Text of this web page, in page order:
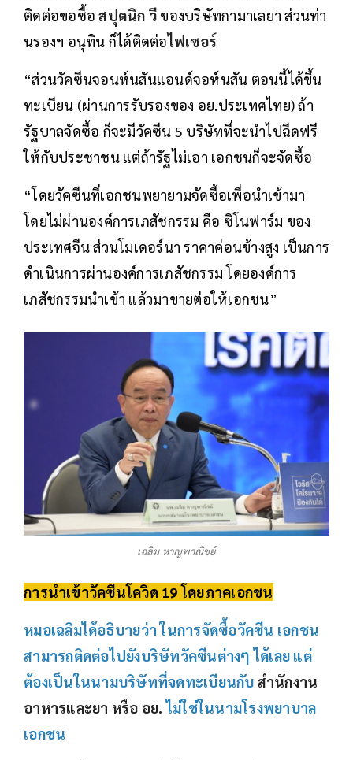
ติดต่อขอซื้อสปุตนิก วี ของบริษัทกามาเลยา ส่วนท่า
นรองฯ อนุทิน ก็ได้ติดต่อไฟเซอร์
“ส่วนวัคซีนจอนห์นสันแอนด์จอห์นสัน ตอนนี้ได้ขึ้น
ทะเบียน (ผ่านการรับรองของ อย.ประเทศไทย) ถ้า
รัฐบาลจัดซื้อ ก็จะมีวัคซีน 5 บริษัทที่จะนำไปฉีดฟรี
ให้กับประชาชน แต่ถ้ารัฐไม่เอา เอกชนก็จะจัดซื้อ
“โดยวัคซีนที่เอกชนพยายามจัดซื้อเพื่อนำเข้ามา
โดยไม่ผ่านองค์การเภสัชกรรม คือ ซิโนฟาร์ม ของ
ประเทศจีน ส่วนโมเดอร์นา ราคาค่อนข้างสูง เป็นการ
ดำเนินการผ่านองค์การเภสัชกรรม โดยองค์การ
เภสัชกรรมนำเข้า แล้วมาขายต่อให้เอกชน”
เฉลิม หาญพาณิชย์
การนำเข้าวัคซีนโควิด 19 โดยภาคเอกชน
หมอเฉลิมได้อธิบายว่า ในการจัดซื้อวัคซีน เอกชน
สามารถติดต่อไปยังบริษัทวัคซีนต่างๆ ได้เลย แต่
ต้องเป็นในนามบริษัทที่จดทะเบียนกับ สำนักงาน
อาหารและยา หรือ อย. ไม่ใช่ในนามโรงพยาบาล
เอกชน